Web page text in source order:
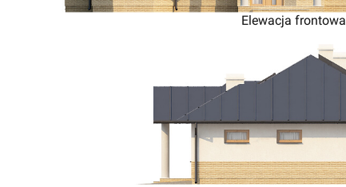
Elewacja frontowa